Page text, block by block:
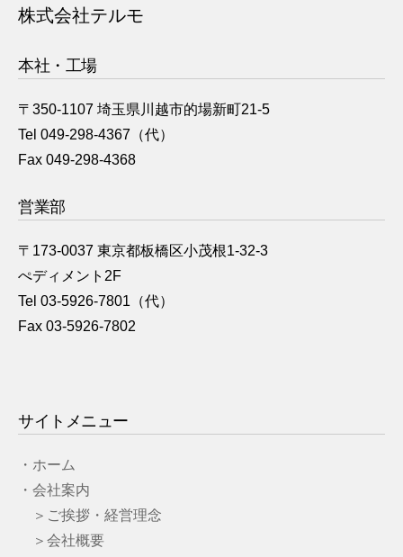
株式会社テルモ
本社・工場
〒350-1107 埼玉県川越市的場新町21-5
Tel 049-298-4367（代）
Fax 049-298-4368
営業部
〒173-0037 東京都板橋区小茂根1-32-3
ぺディメント2F
Tel 03-5926-7801（代）
Fax 03-5926-7802
サイトメニュー
・ホーム
・会社案内
＞ご挨拶・経営理念
＞会社概要